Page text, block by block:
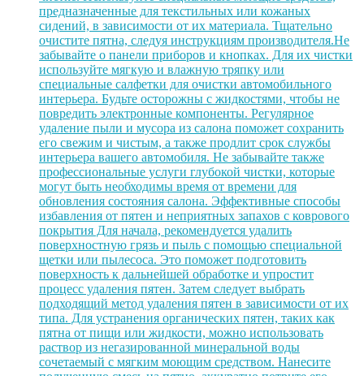
предназначенные для текстильных или кожаных
сидений, в зависимости от их материала. Тщательно
очистите пятна, следуя инструкциям производителя.Не
забывайте о панели приборов и кнопках. Для их чистки
используйте мягкую и влажную тряпку или
специальные салфетки для очистки автомобильного
интерьера. Будьте осторожны с жидкостями, чтобы не
повредить электронные компоненты. Регулярное
удаление пыли и мусора из салона поможет сохранить
его свежим и чистым, а также продлит срок службы
интерьера вашего автомобиля. Не забывайте также
профессиональные услуги глубокой чистки, которые
могут быть необходимы время от времени для
обновления состояния салона. Эффективные способы
избавления от пятен и неприятных запахов с коврового
покрытия Для начала, рекомендуется удалить
поверхностную грязь и пыль с помощью специальной
щетки или пылесоса. Это поможет подготовить
поверхность к дальнейшей обработке и упростит
процесс удаления пятен. Затем следует выбрать
подходящий метод удаления пятен в зависимости от их
типа. Для устранения органических пятен, таких как
пятна от пищи или жидкости, можно использовать
раствор из негазированной минеральной воды
сочетаемый с мягким моющим средством. Нанесите